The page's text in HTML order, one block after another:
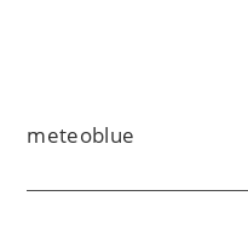
meteoblue